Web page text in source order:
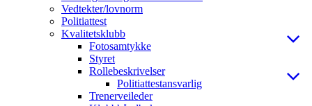
Vedtekter/lovnorm
Politiattest
Kvalitetsklubb
Fotosamtykke
Styret
Rollebeskrivelser
Politiattestansvarlig
Trenerveileder